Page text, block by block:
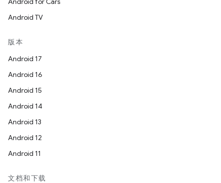
Android TV
版本
Android 17
Android 16
Android 15
Android 14
Android 13
Android 12
Android 11
文档和下载